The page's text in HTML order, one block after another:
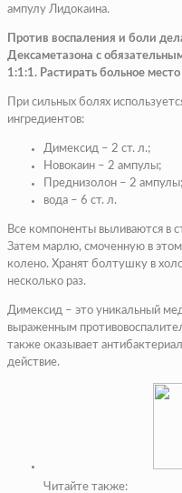
ампулу Лидокаина.
Против воспаления и боли
Дексаметазона с
1:1:1. Растирать больное
При сильных болях
ингредиентов:
Димексид – 2 ст. л.;
Новокаин – 2 ампулы;
Преднизолон – 2 ампулы;
вода – 6 ст. л.
Все компоненты выливаются в
Затем марлю, смоченную в
колено. Хранят болтушку в
несколько раз.
Димексид – это уникальный
выраженным
также оказывает
действие.
Читайте также: